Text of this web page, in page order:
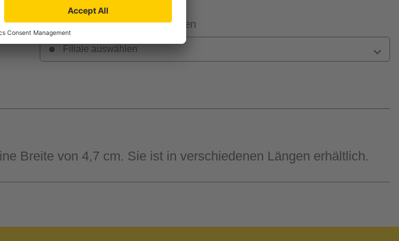
Verfügbarkeit in der Filiale prüfen
Filiale auswählen
Breite von 4,7 cm. Sie ist in verschiedenen Längen erhältlich.